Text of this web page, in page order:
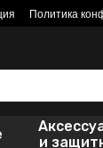
Политика
и